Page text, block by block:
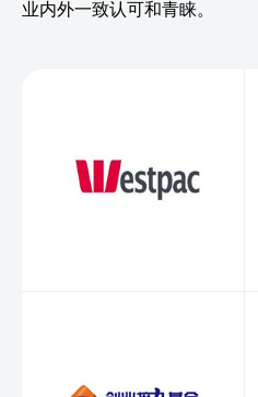
业内外一致认可和青睐。